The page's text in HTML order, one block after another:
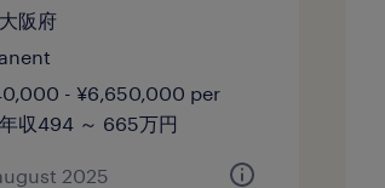
阪府
- ¥6,650,000 per
収494 ～ 665万円
2025